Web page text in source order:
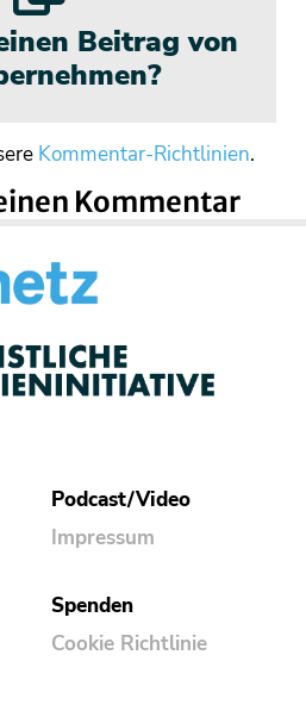
Beitrag von
Kommentar-Richtlinien.
Kommentar
Podcast/Video
Impressum
Spenden
Cookie Richtlinie